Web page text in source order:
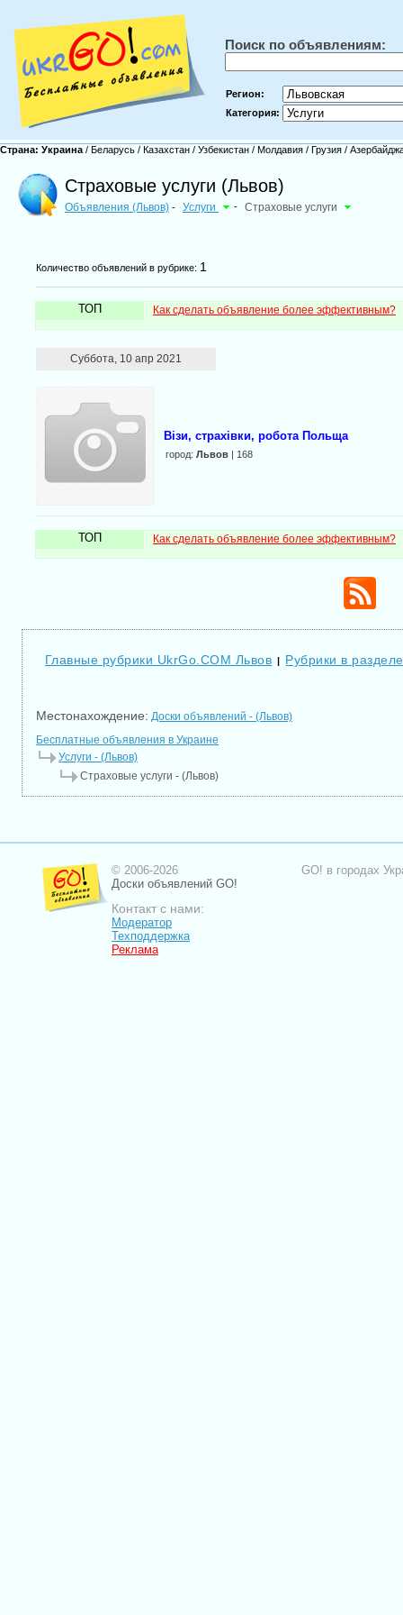
Поиск по объявлениям:
Регион:
Категория:
Страна: Украина / Беларусь / Казахстан / Узбекистан / Молдавия / Грузия /
Страховые услуги (Львов)
Объявления (Львов) - Услуги - Страховые услуги
Количество объявлений в рубрике: 1
ТОП Как сделать объявление более эффективным?
Суббота, 10 апр 2021
Візи, страхівки, робота Польща
город: Львов | 168
ТОП Как сделать объявление более эффективным?
Главные рубрики UkrGo.COM Львов | Рубрики в
Местонахождение: Доски объявлений - (Львов)
Бесплатные объявления в Украине
Услуги - (Львов)
Страховые услуги - (Львов)
© 2006-2026
Доски объявлений GO!
Контакт с нами:
Модератор
Техподдержка
Реклама
GO! в городах